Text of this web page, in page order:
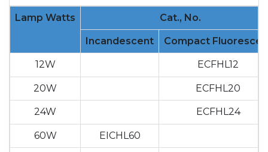
Lamp Watts Cat., No.
Incandescent Compact
12W ECFHL12
20W ECFHL20
24W ECFHL24
60W EICHL60